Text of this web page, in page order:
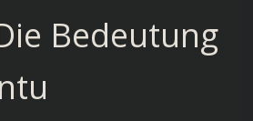
Bedeutung